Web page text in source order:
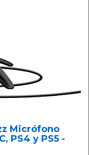
Micrófono
PS4 y PS5 -